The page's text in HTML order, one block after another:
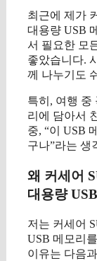
최근에 제가
대용량 USB
서 필요한 모
좋았습니다.
께 나누기도
특히, 여행 중
리에 담아서
중, “이 USB
구나”라는 생
왜 커세어
대용량
저는 커세어
USB 메모리
이유는 다음